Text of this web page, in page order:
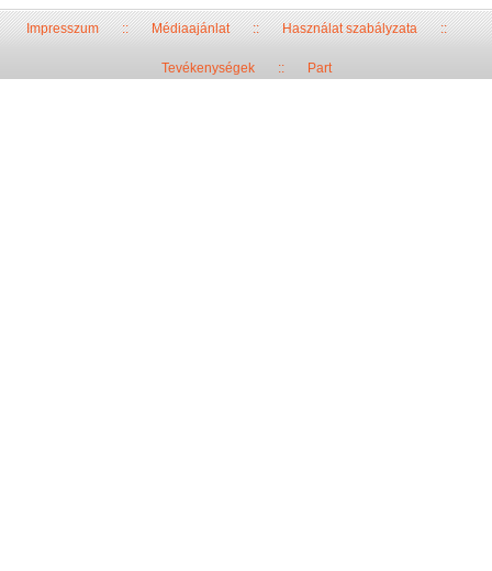
Impresszum::Médiaajánlat::Használat szabályzata::
Tevékenységek:: Part